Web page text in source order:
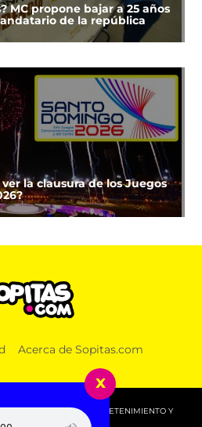
MC propone bajar a 25 años
de la república
la clausura de los Juegos
Acerca de Sopitas.com
DEPORTES, ENTRETENIMIENTO Y
x